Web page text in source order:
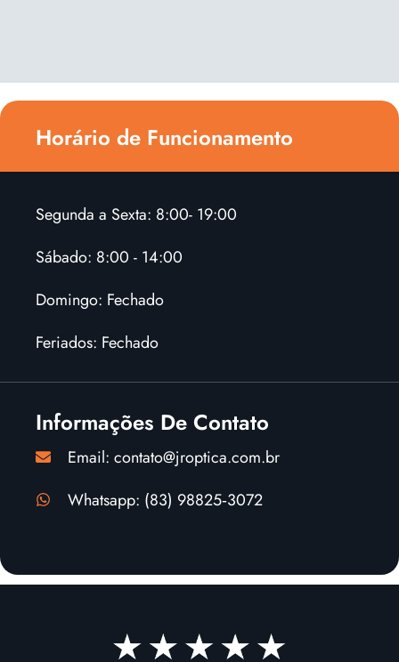
Horário de Funcionamento
Segunda a Sexta: 8:00- 19:00
Sábado: 8:00 - 14:00
Domingo: Fechado
Feriados: Fechado
Informações De Contato
Email: contato@jroptica.com.br
Whatsapp: (83) 98825‑3072